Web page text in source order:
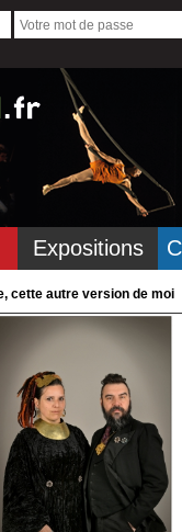
Expositions
cette autre version de moi